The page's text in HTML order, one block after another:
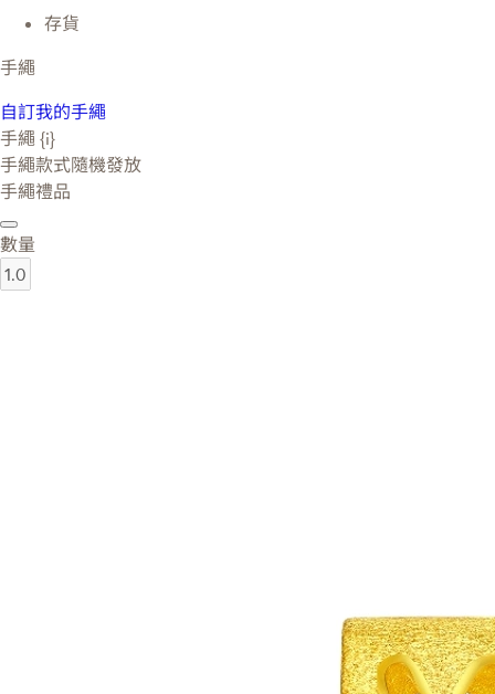
存貨
手繩
自訂我的手繩
手繩 {i}
手繩款式隨機發放
手繩禮品
數量